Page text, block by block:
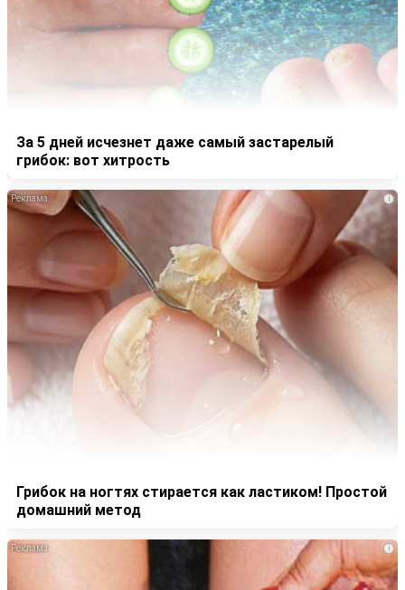
За 5 дней исчезнет даже самый застарелый
грибок: вот хитрость
i
Грибок на ногтях стирается как ластиком! Простой
домашний метод
i